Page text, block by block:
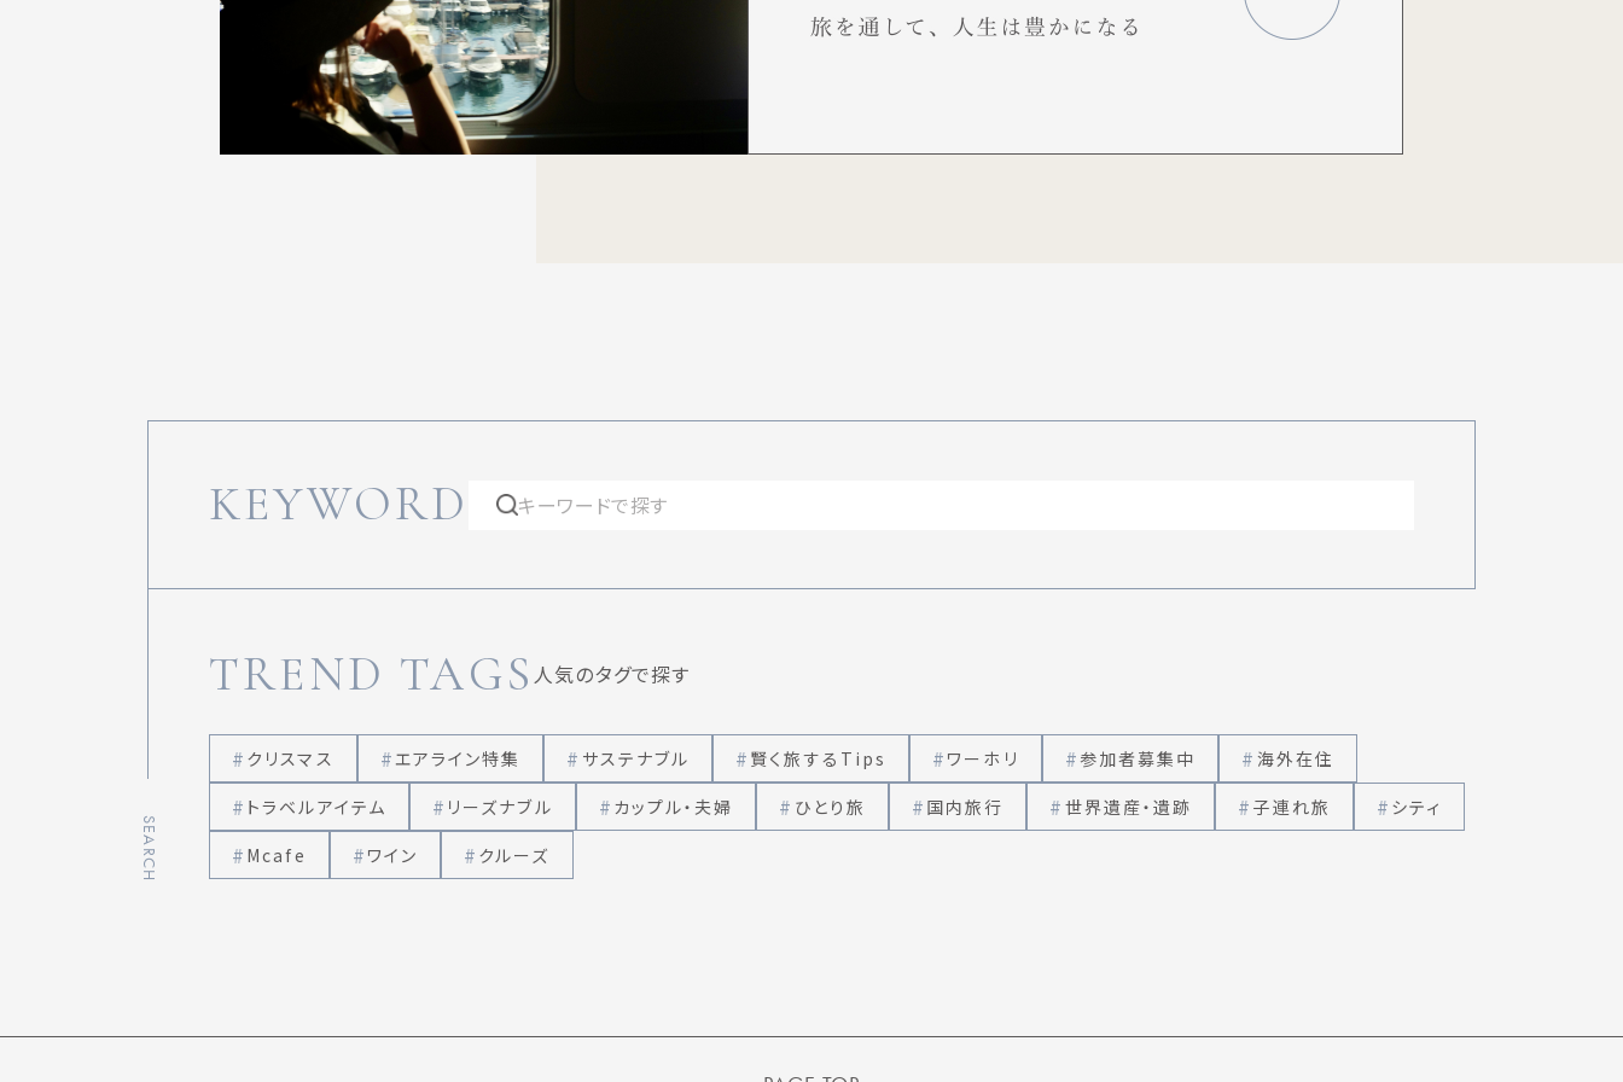
SEARCH
KEYWORD
TREND TAGS 人気のタグで探す
クリスマス エアライン特集 サステナブル 賢く旅するTips ワーホリ 参加者募集中
海外在住
トラベルアイテム
リーズナブル カップル・夫婦 ひとり旅 国内旅行 世界遺産・遺跡 子連れ旅
シティ
Mcafe
ワイン クルーズ